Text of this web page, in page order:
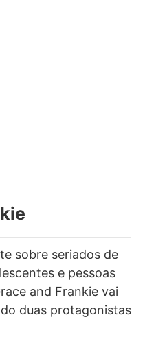
sobre seriados de
e pessoas
and Frankie vai
duas protagonistas